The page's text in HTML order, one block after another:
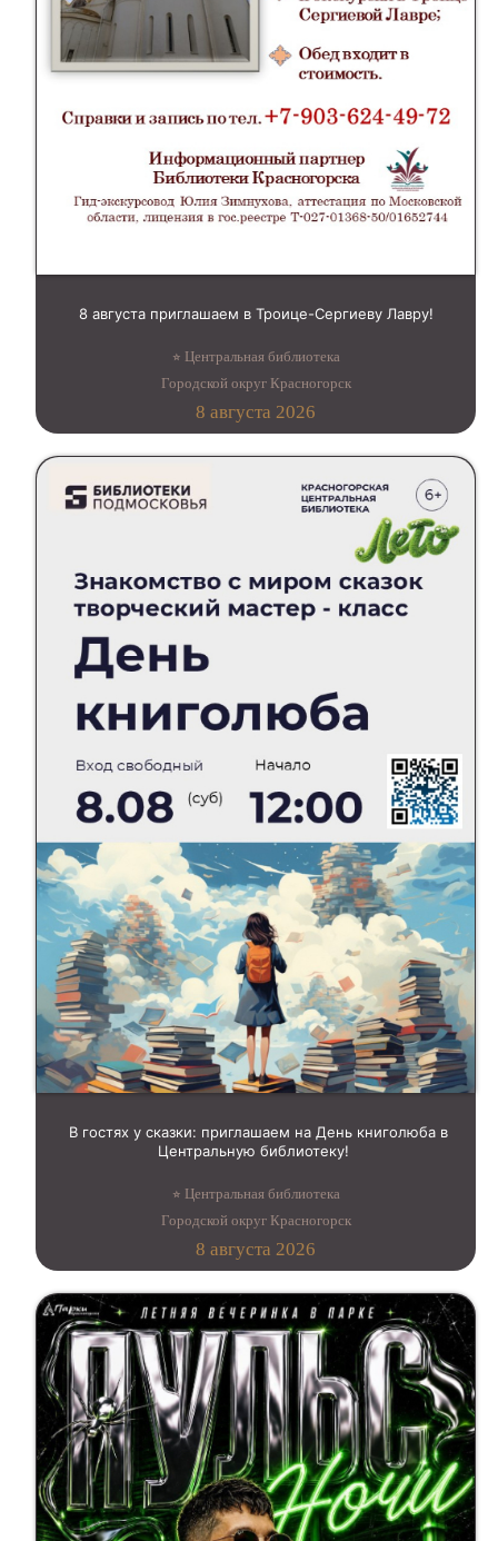
8 августа приглашаем в Троице-Сергиеву Лавру!
⭐︎ Центральная библиотека
Городской округ Красногорск
8 августа 2026
В гостях у сказки: приглашаем на День книголюба в
Центральную библиотеку!
⭐︎ Центральная библиотека
Городской округ Красногорск
8 августа 2026